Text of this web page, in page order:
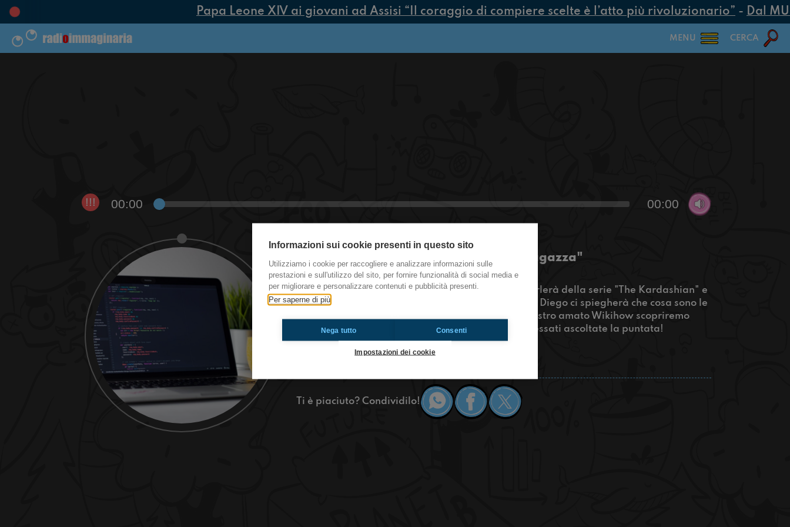
Papa Leone XIV ai giovani ad Assisi “Il coraggio di compiere scelte è l’atto più rivoluzionario”- Dal
MENU CERCA
!!! 00:00 00:00
#Cremona Reality "come ti scippo la ragazza"
Bella regas, in questa puntata la nostra Mati ci parlerà della serie "The Kardashian" e
perché vederla. Poi ci sarà la rubrica #128bit in cui Diego ci spiegherà che cosa sono le
macchine virtuali, voi lo sapete? Infine grazie al nostro amato Wikihow scopriremo
come rubare la ragazza a qualcuno, se siete interessati ascoltate la puntata!
Ti è piaciuto? Condividilo!
Informazioni sui cookie presenti in questo sito
Utilizziamo i cookie per raccogliere e analizzare informazioni sulle
prestazioni e sull'utilizzo del sito, per fornire funzionalità di social media e
per migliorare e personalizzare contenuti e pubblicità presenti.
Per saperne di più
Nega tutto Consenti
Impostazioni dei cookie